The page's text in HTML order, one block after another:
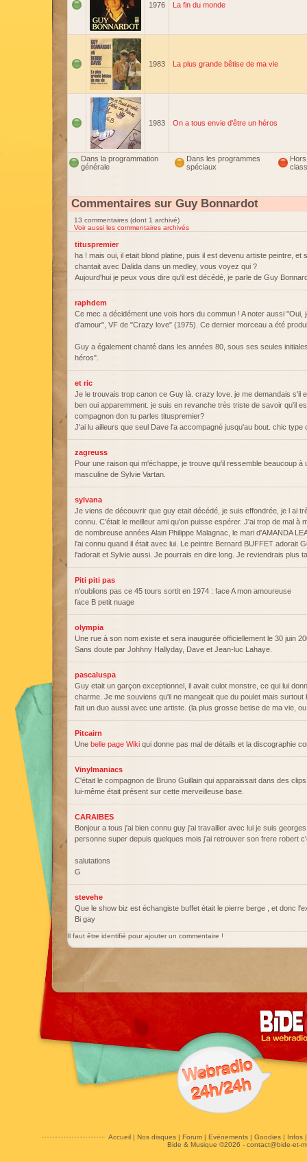
1976 La fin du monde
1983 La plus grande bêtise de ma vie
1983 On a tous envie d'être un héros
Dans la programmation
générale
Dans les programmes
spéciaux
Hors
Commentaires sur Guy Bonnardot
13 commentaires (dont 1 archivé)
Voir aussi les commentaires archivés
tituspremier
ha ! mais oui, il etait blond platine, puis il est devenu artiste peintre, et
chantait avec Dalida dans un medley, vous voyez qui ?
Aujourd'hui je peux vous dire qu'il est décédé, je parle de Guy
raphdem
Ce mec a décidément une vois hors du commun ! A noter aussi "Oui,
d'amour", VF de "Crazy love" (1975). Ce dernier morceau a été
Guy a également chanté dans les années 80, sous ses seules
héros".
et ric
Je le trouvais trop canon ce Guy là. crazy love. je me demandais s'il
ben oui apparemment. je suis en revanche très triste de savoir qu'il
compagnon don tu parles tituspremier?
J'ai lu ailleurs que seul Dave l'a accompagné jusqu'au bout. chic
zagreuss
Pour une raison qui m'échappe, je trouve qu'il ressemble beaucoup à
masculine de Sylvie Vartan.
sylvana
Je viens de découvrir que guy etait décédé, je suis effondrée, je l ai
connu. C'était le meilleur ami qu'on puisse espérer. J'ai trop de mal à
de nombreuse années Alain Philippe Malagnac, le mari d'AMANDA
l'ai connu quand il était avec lui. Le peintre Bernard BUFFET adorait
l'adorait et Sylvie aussi. Je pourrais en dire long. Je reviendrais plus
Piti piti pas
n'oublions pas ce 45 tours sortit en 1974 : face A mon amoureuse
face B petit nuage
olympia
Une rue à son nom existe et sera inaugurée officiellement le 30 juin
Sans doute par Johhny Hallyday, Dave et Jean-luc Lahaye.
pascaluspa
Guy etait un garçon exceptionnel, il avait culot monstre, ce qui lui
charme. Je me souviens qu'il ne mangeait que du poulet mais
fait un duo aussi avec une artiste. (la plus grosse betise de ma vie,
Pitcairn
Une belle page Wiki qui donne pas mal de détails et la discographie
Vinylmaniacs
C'était le compagnon de Bruno Guillain qui apparaissait dans des
lui-même était présent sur cette merveilleuse base.
CARAIBES
Bonjour a tous j'ai bien connu guy j'ai travailler avec lui je suis
personne super depuis quelques mois j'ai retrouver son frere robert
salutations
G
stevehe
Que le show biz est échangiste buffet était le pierre berge , et donc
Bi gay
Il faut être identifié pour ajouter un commentaire !
Accueil| Nos disques| Forum| Evénements| Goodies| Infos
Bide & Musique ©2026 - contact@bide-et-